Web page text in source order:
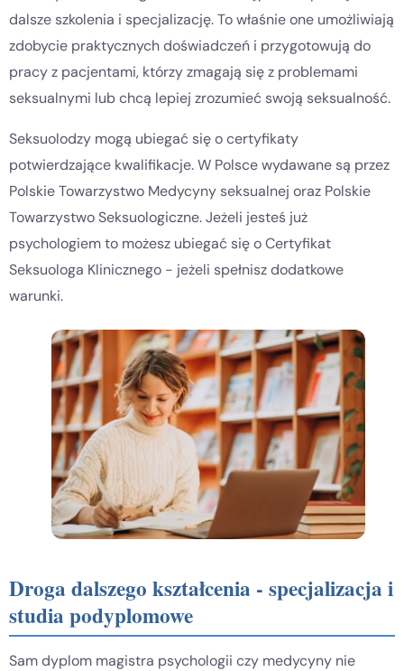
dalsze szkolenia i specjalizację. To właśnie one umożliwiają
zdobycie praktycznych doświadczeń i przygotowują do
pracy z pacjentami, którzy zmagają się z problemami
seksualnymi lub chcą lepiej zrozumieć swoją seksualność.
Seksuolodzy mogą ubiegać się o certyfikaty
potwierdzające kwalifikacje. W Polsce wydawane są przez
Polskie Towarzystwo Medycyny seksualnej oraz Polskie
Towarzystwo Seksuologiczne. Jeżeli jesteś już
psychologiem to możesz ubiegać się o Certyfikat
Seksuologa Klinicznego - jeżeli spełnisz dodatkowe
warunki.
Droga dalszego kształcenia - specjalizacja i
studia podyplomowe
Sam dyplom magistra psychologii czy medycyny nie